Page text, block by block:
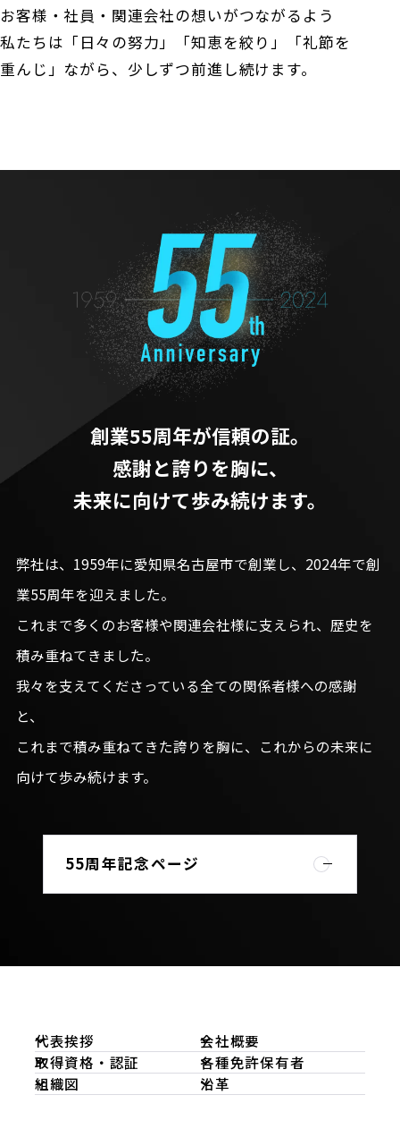
お客様・社員・関連会社の想いがつながるよう
私たちは「日々の努力」「知恵を絞り」「礼節を
重んじ」ながら、 少しずつ前進し続けます。
創業55周年が信頼の証。
感謝と誇りを胸に、
未来に向けて歩み続けます。
弊社は、1959年に愛知県名古屋市で創業し、2024年で創
業55周年を迎えました。
これまで多くのお客様や関連会社様に支えられ、歴史を
積み重ねてきました。
我々を支えてくださっている全ての関係者様への感謝
と、
これまで積み重ねてきた誇りを胸に、これからの未来に
向けて歩み続けます。
55周年記念ページ
代表挨拶
会社概要
取得資格・認証
各種免許保有者
組織図
沿革